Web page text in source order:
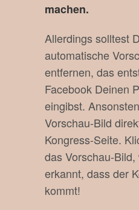
machen.
Allerdings solltest
automatische
entfernen, das
Facebook Deinen
eingibst.
Vorschau-Bild
Kongress-Seite.
das Vorschau-
erkannt, dass der
kommt!